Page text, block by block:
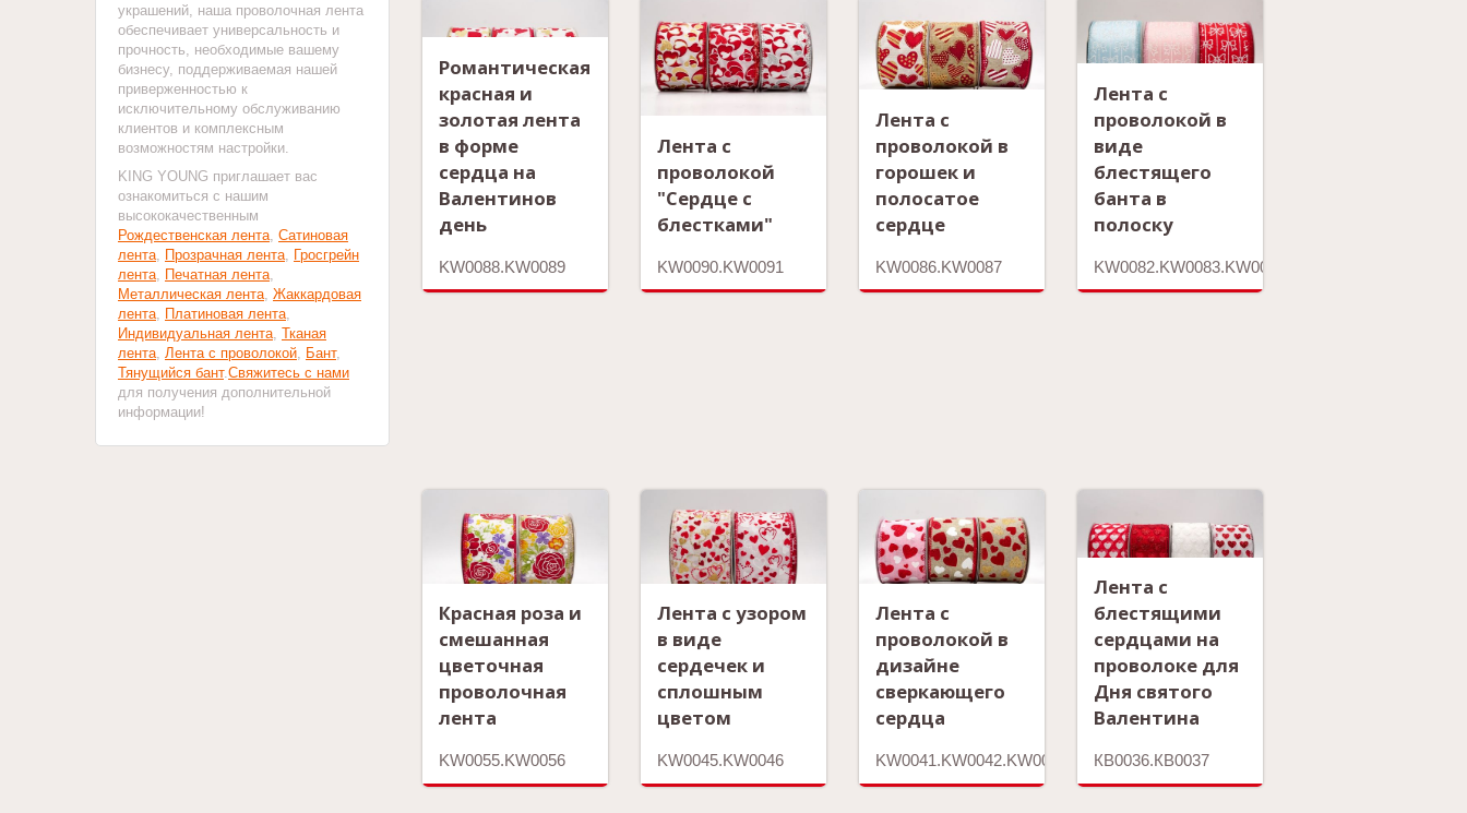
украшений, наша проволочная лента
обеспечивает универсальность и
прочность, необходимые вашему
бизнесу, поддерживаемая нашей
приверженностью к
исключительному обслуживанию
клиентов и комплексным
возможностям настройки.
KING YOUNG приглашает вас
ознакомиться с нашим
высококачественным
Рождественская лента, Сатиновая
лента, Прозрачная лента, Гросгрейн
лента, Печатная лента,
Металлическая лента, Жаккардовая
лента, Платиновая лента,
Индивидуальная лента, Тканая
лента, Лента с проволокой, Бант,
Тянущийся бант.Свяжитесь с нами
для получения дополнительной
информации!
Романтическая
красная и
золотая лента
в форме
сердца на
Валентинов
день
KW0088.KW0089
Лента с
проволокой
"Сердце с
блестками"
KW0090.KW0091
Лента с
проволокой в
горошек и
полосатое
сердце
KW0086.KW0087
Лента с
проволокой в
виде
блестящего
банта в
полоску
KW0082.KW0083.KW0084.KW0085
Красная роза и
смешанная
цветочная
проволочная
лента
KW0055.KW0056
Лента с узором
в виде
сердечек и
сплошным
цветом
KW0045.KW0046
Лента с
проволокой в
дизайне
сверкающего
сердца
KW0041.KW0042.KW0043.KW0044
Лента с
блестящими
сердцами на
проволоке для
Дня святого
Валентина
КВ0036.КВ0037